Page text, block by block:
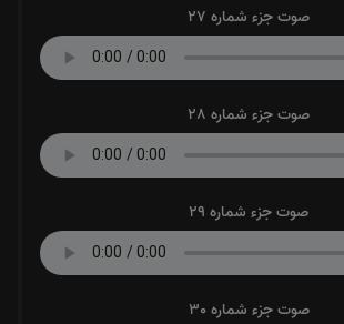
صوت جزء شماره 27
صوت جزء شماره 28
صوت جزء شماره 29
صوت جزء شماره 30